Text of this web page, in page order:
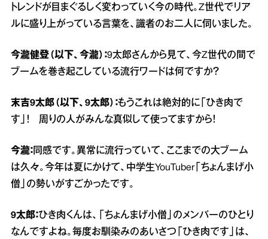
トレンドが目まぐるしく変わっていく今の時代。Z世代でリア
ルに盛り上がっている言葉を、識者のお二人に伺いました。
今瀧健登（以下、今瀧）：9太郎さんから見て、今Z世代の間で
ブームを巻き起こしている流行ワードは何ですか？
末吉9太郎（以下、9太郎）：もうこれは絶対的に「ひき肉で
す」！ 周りの人がみんな真似して使ってますから！
今瀧： 同感です。異常に流行っていて、ここまでの大ブーム
は久々。今年は夏にかけて、中学生YouTuber「ちょんまげ小
僧」の勢いがすごかったです。
9太郎：ひき肉くんは、「ちょんまげ小僧」のメンバーのひとり
なんですよね。毎度お馴染みのあいさつ「ひき肉です」は、